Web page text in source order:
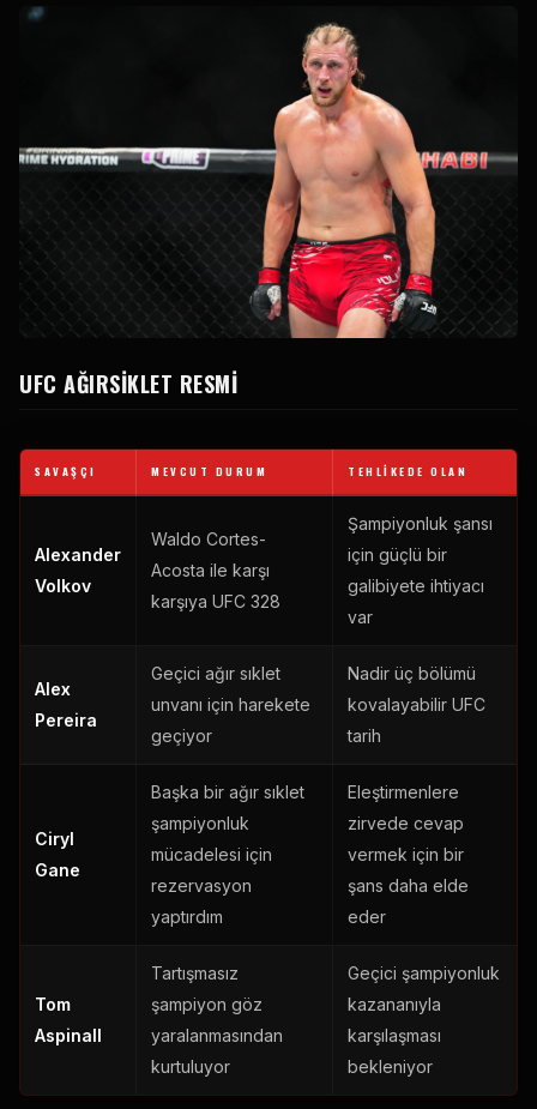
UFC AĞIRSIKLET RESMI
SAVAŞÇI MEVCUT DURUM TEHLIKEDE OLAN
Alexander
Volkov
Waldo Cortes-
Acosta ile karşı
karşıya UFC 328
Şampiyonluk şansı
için güçlü bir
galibiyete ihtiyacı
var
Alex
Pereira
Geçici ağır sıklet
unvanı için harekete
geçiyor
Nadir üç bölümü
kovalayabilir UFC
tarih
Ciryl
Gane
Başka bir ağır sıklet
şampiyonluk
mücadelesi için
rezervasyon
yaptırdım
Eleştirmenlere
zirvede cevap
vermek için bir
şans daha elde
eder
Tom
Aspinall
Tartışmasız
şampiyon göz
yaralanmasından
kurtuluyor
Geçici şampiyonluk
kazananıyla
karşılaşması
bekleniyor